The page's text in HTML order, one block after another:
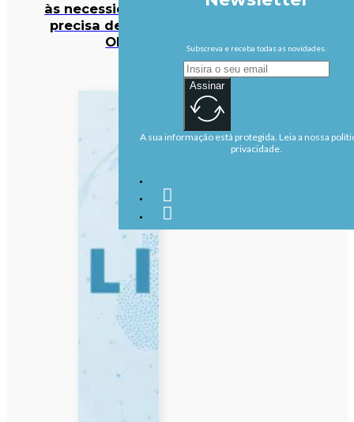
às necessidades mas
precisa de reforço –
OIM
Subscreva e receba todas as novidades.
Assinar
A sua informação está protegida. Leia a nossa
privacidade.